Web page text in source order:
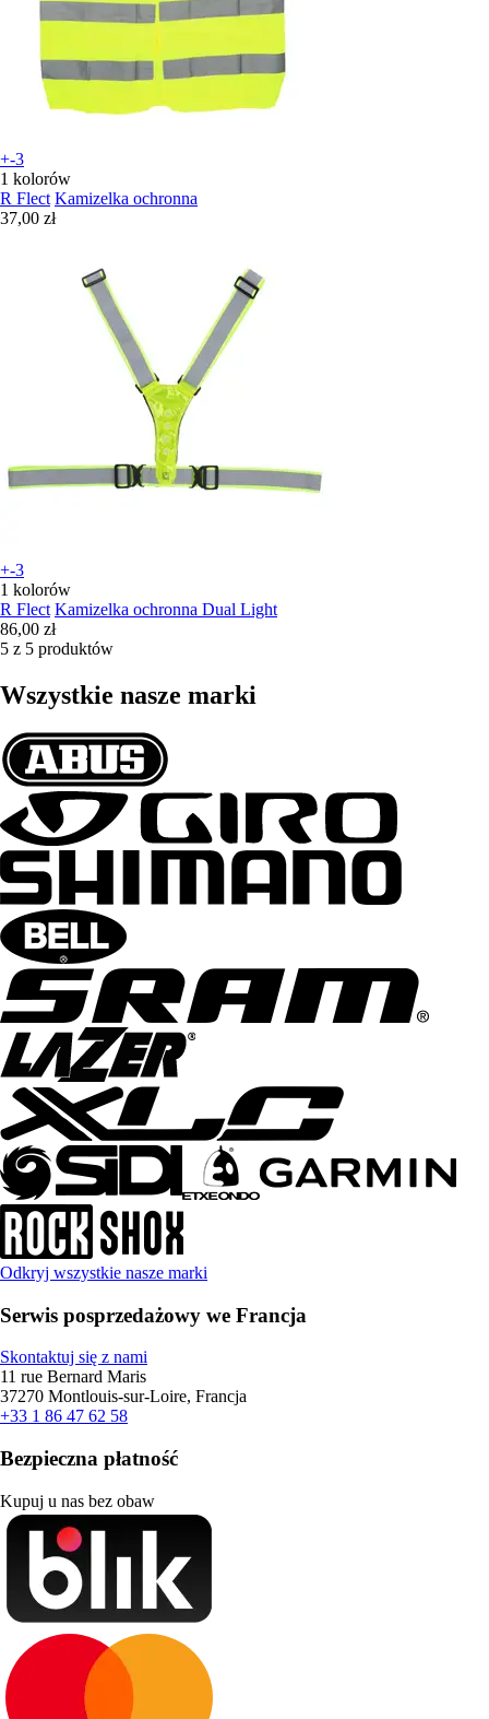
+-3
1 kolorów
R Flect Kamizelka ochronna
37,00 zł
+-3
1 kolorów
R Flect Kamizelka ochronna Dual Light
86,00 zł
5 z 5 produktów
Wszystkie nasze marki
Odkryj wszystkie nasze marki
Serwis posprzedażowy we Francja
Skontaktuj się z nami
11 rue Bernard Maris
37270 Montlouis-sur-Loire, Francja
+33 1 86 47 62 58
Bezpieczna płatność
Kupuj u nas bez obaw